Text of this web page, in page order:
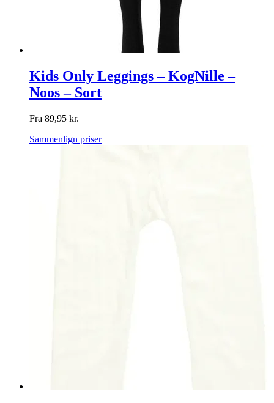
Kids Only Leggings – KogNille –
Noos – Sort
Fra 89,95 kr.
Sammenlign priser